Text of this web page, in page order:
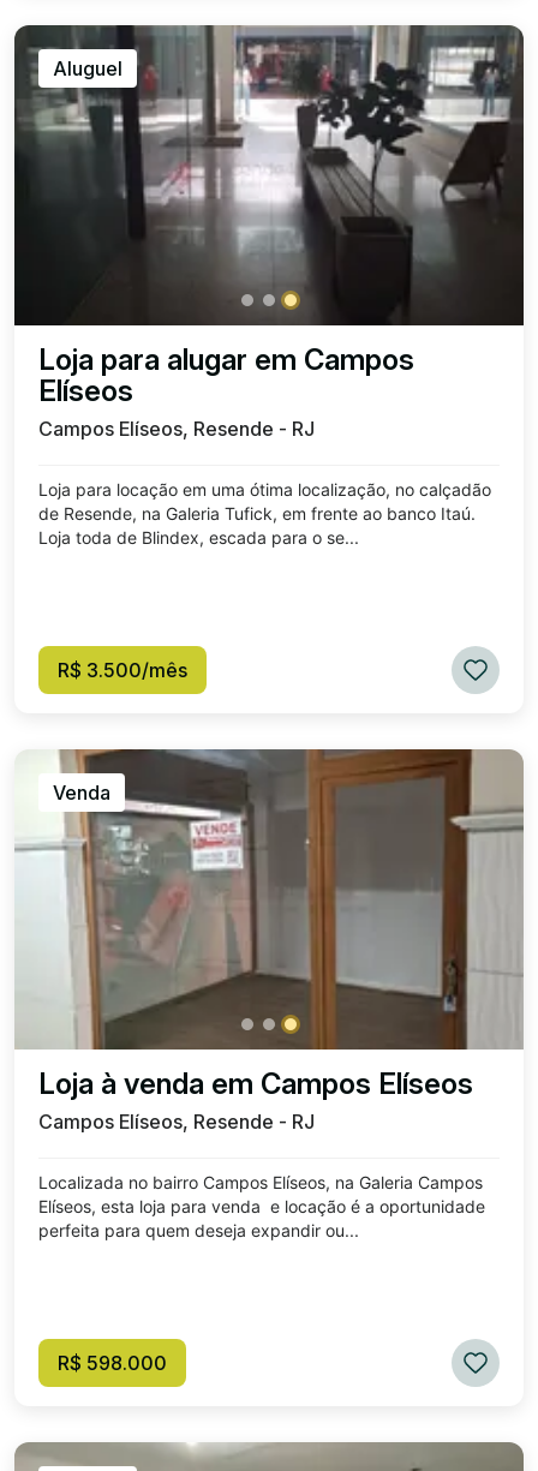
Aluguel
Loja para alugar em Campos
Elíseos
Campos Elíseos, Resende - RJ
Loja para locação em uma ótima localização, no calçadão
de Resende, na Galeria Tufick, em frente ao banco Itaú.
Loja toda de Blindex, escada para o se...
R$ 3.500/mês
Venda
Loja à venda em Campos Elíseos
Campos Elíseos, Resende - RJ
Localizada no bairro Campos Elíseos, na Galeria Campos
Elíseos, esta loja para venda e locação é a oportunidade
perfeita para quem deseja expandir ou...
R$ 598.000